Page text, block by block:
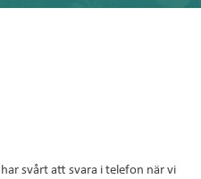
svårt att svara i telefon när vi